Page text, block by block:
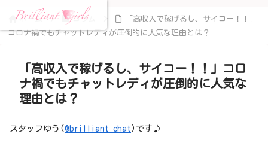
ホーム コラム
「高収入で稼げるし、サイコー！！」
コロナ禍でもチャットレディが圧倒的に人気な理由とは？
「高収入で稼げるし、サイコー！！」コロ
ナ禍でもチャットレディが圧倒的に人気な
理由とは？
スタッフゆう(@brilliant_chat )です♪